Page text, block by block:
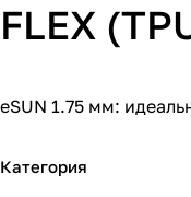
FLEX
eSUN 1.75 мм:
Категория